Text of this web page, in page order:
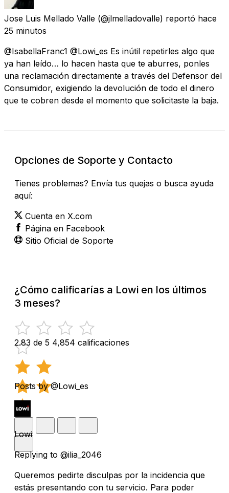
Jose Luis Mellado Valle (@jlmelladovalle) reportó hace
25 minutos
@IsabellaFranc1 @Lowi_es Es inútil repetirles algo que
ya han leído… lo hacen hasta que te aburres, ponles
una reclamación directamente a través del Defensor del
Consumidor, exigiendo la devolución de todo el dinero
que te cobren desde el momento que solicitaste la baja.
Opciones de Soporte y Contacto
Tienes problemas? Envía tus quejas o busca ayuda
aquí:
Cuenta en X.com
Página en Facebook
Sitio Oficial de Soporte
¿Cómo calificarías a Lowi en los últimos
3 meses?
2.83 de 5 4,854 calificaciones
Posts by @Lowi_es
Lowi
Replying to @ilia_2046
Queremos pedirte disculpas por la incidencia que
estás presentando con tu servicio. Para poder